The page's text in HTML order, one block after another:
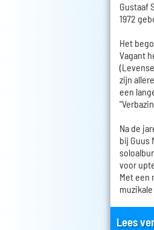
Gustaaf
1972
Het
Vagant
zijn
een
Na de
bij Guus
voor
Met een
Lees